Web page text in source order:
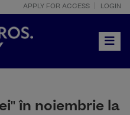
APPLY FOR ACCESS LOGIN
în noiembrie la